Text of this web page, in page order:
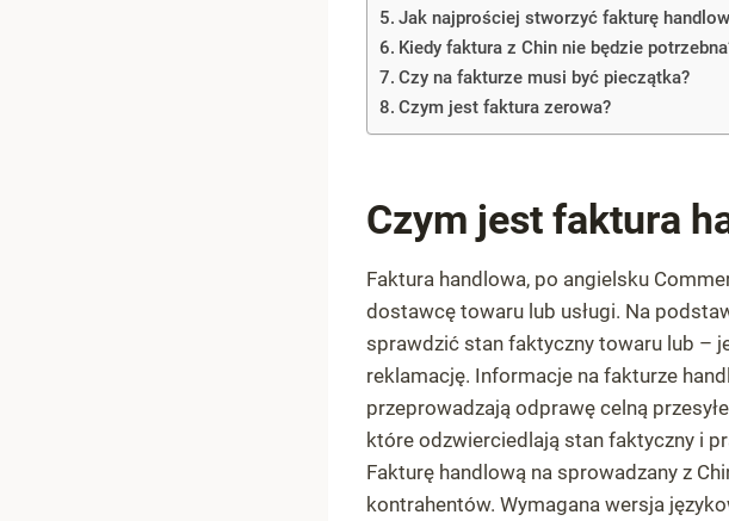
Jak najprościej stworzyć fakturę
Kiedy faktura z Chin nie będzie
Czy na fakturze musi być pieczątka?
Czym jest faktura zerowa?
Czym jest faktura
Faktura handlowa, po angielsku
dostawcę towaru lub usługi. Na
sprawdzić stan faktyczny towaru lub –
reklamację. Informacje na fakturze
przeprowadzają odprawę celną
które odzwierciedlają stan faktyczny i
Fakturę handlową na sprowadzany z
kontrahentów. Wymagana wersja